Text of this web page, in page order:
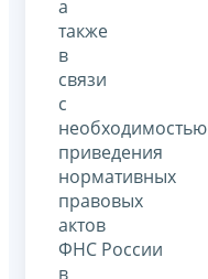
а
также
в
связи
с
необходимостью
приведения
нормативных
правовых
актов
ФНС России
в